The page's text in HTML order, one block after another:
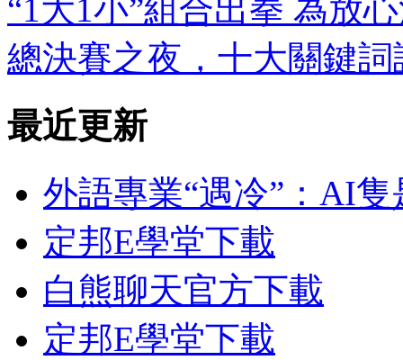
“1大1小”組合出拳 為放
總決賽之夜，十大關鍵
最近更新
外語專業“遇冷”：AI隻
定邦E學堂下載
白熊聊天官方下載
定邦E學堂下載